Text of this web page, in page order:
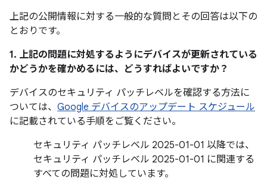
上記の公開情報に対する一般的な質問とその回答は以下の
とおりです。
1. 上記の問題に対処するようにデバイスが更新されている
かどうかを確かめるには、どうすればよいですか？
デバイスのセキュリティ パッチレベルを確認する方法に
ついては、 Google デバイスのアップデート スケジュール
に記載されている手順をご覧ください。
セキュリティ パッチレベル 2025-01-01 以降では、
セキュリティ パッチレベル 2025-01-01 に関連する
すべての問題に対処しています。